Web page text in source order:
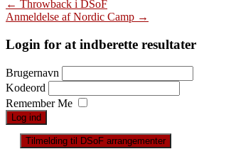
← Throwback i DSoF
Anmeldelse af Nordic Camp →
Login for at indberette resultater
Brugernavn
Kodeord
Remember Me
Tilmelding til DSoF arrangementer